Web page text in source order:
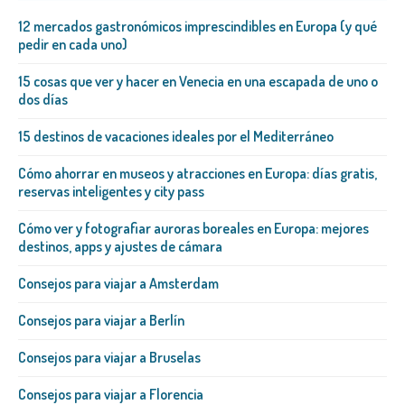
12 mercados gastronómicos imprescindibles en Europa (y qué
pedir en cada uno)
15 cosas que ver y hacer en Venecia en una escapada de uno o
dos días
15 destinos de vacaciones ideales por el Mediterráneo
Cómo ahorrar en museos y atracciones en Europa: días gratis,
reservas inteligentes y city pass
Cómo ver y fotografiar auroras boreales en Europa: mejores
destinos, apps y ajustes de cámara
Consejos para viajar a Amsterdam
Consejos para viajar a Berlín
Consejos para viajar a Bruselas
Consejos para viajar a Florencia